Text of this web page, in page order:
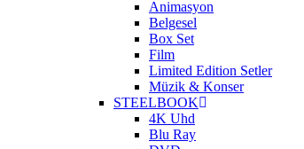
Animasyon
Belgesel
Box Set
Film
Limited Edition Setler
Müzik & Konser
STEELBOOK
4K Uhd
Blu Ray